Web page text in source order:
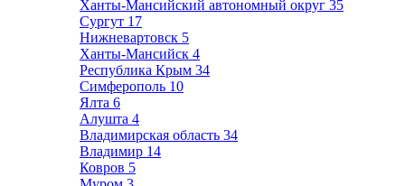
Ханты-Мансийский автономный округ 35
Сургут 17
Нижневартовск 5
Ханты-Мансийск 4
Республика Крым 34
Симферополь 10
Ялта 6
Алушта 4
Владимирская область 34
Владимир 14
Ковров 5